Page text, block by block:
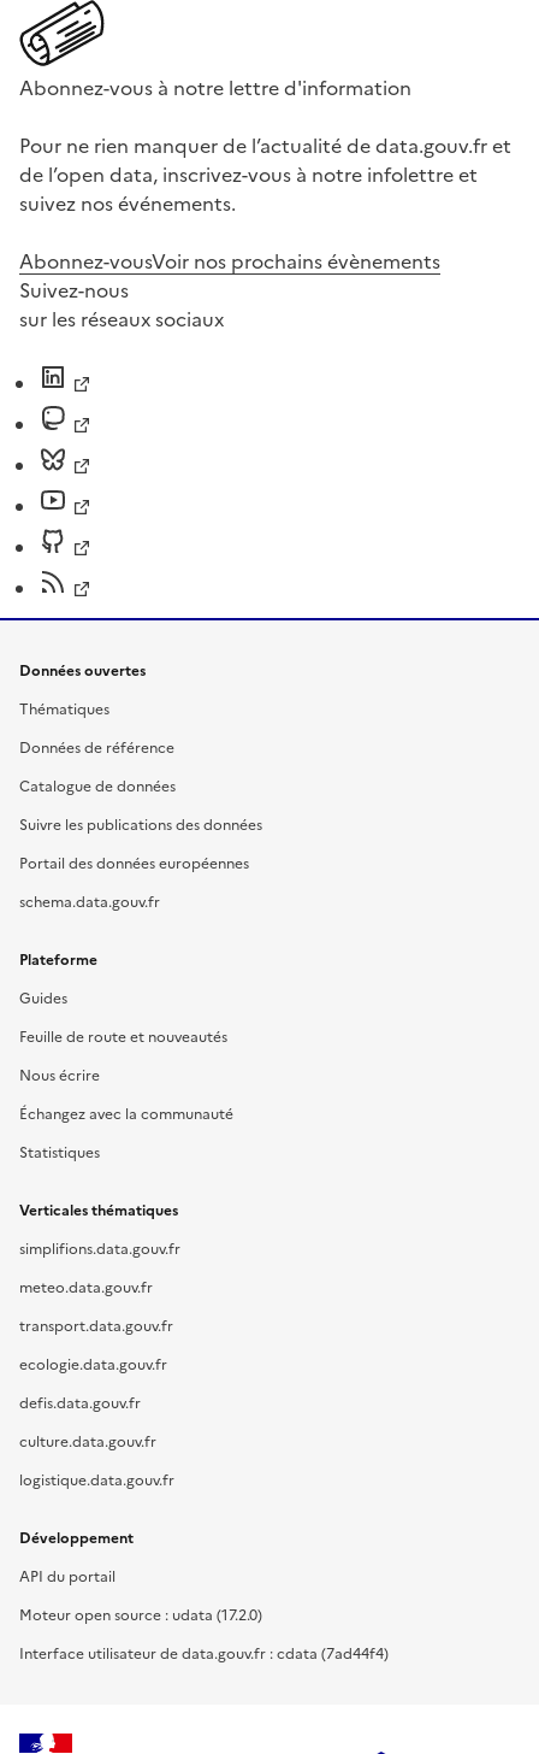
Abonnez-vous à notre lettre d'information
Pour ne rien manquer de l’actualité de data.gouv.fr et
de l’open data, inscrivez-vous à notre infolettre et
suivez nos événements.
Abonnez-vousVoir nos prochains évènements
Suivez-nous
sur les réseaux sociaux
Données ouvertes
Thématiques
Données de référence
Catalogue de données
Suivre les publications des données
Portail des données européennes
schema.data.gouv.fr
Plateforme
Guides
Feuille de route et nouveautés
Nous écrire
Échangez avec la communauté
Statistiques
Verticales thématiques
simplifions.data.gouv.fr
meteo.data.gouv.fr
transport.data.gouv.fr
ecologie.data.gouv.fr
defis.data.gouv.fr
culture.data.gouv.fr
logistique.data.gouv.fr
Développement
API du portail
Moteur open source : udata (17.2.0)
Interface utilisateur de data.gouv.fr : cdata (7ad44f4)